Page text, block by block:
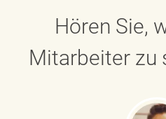
Hören Sie,
Mitarbeiter zu